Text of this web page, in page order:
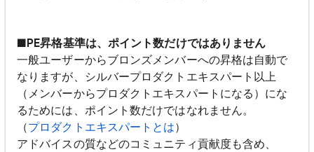
■PE昇格基準は、ポイント数だけではありません
一般ユーザーからブロンズメンバーへの昇格は自動で
なりますが、シルバープロダクトエキスパート以上
（メンバーからプロダクトエキスパートになる）にな
るためには、ポイント数だけではなれません。
（プロダクトエキスパートとは）
アドバイスの質などのコミュニティ貢献度も含め、